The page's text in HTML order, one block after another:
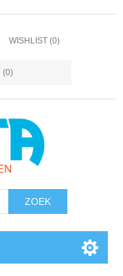
WISHLIST (0)
(0)